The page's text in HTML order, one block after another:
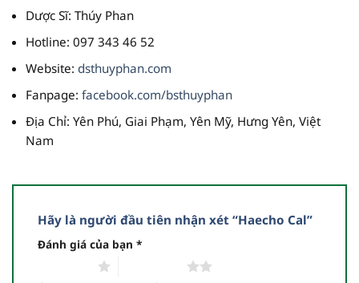
Dược Sĩ: Thúy Phan
Hotline: 097 343 46 52
Website: dsthuyphan.com
Fanpage: facebook.com/bsthuyphan
Địa Chỉ: Yên Phú, Giai Phạm, Yên Mỹ, Hưng Yên, Việt
Nam
Hãy là người đầu tiên nhận xét “Haecho Cal”
Đánh giá của bạn *